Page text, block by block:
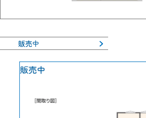
販売中
販売中